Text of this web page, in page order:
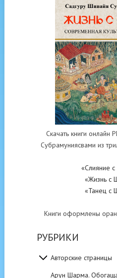
Скачать книги онлайн
Субрамуниясвами из
«Слияние
«Жизнь с
«Танец с
Книги оформлены
РУБРИКИ
Авторские страницы
Арун Шарма.